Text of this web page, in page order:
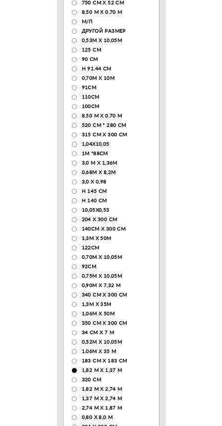
750 CM X 52 CM
8.50 М X 0.70 М
М/П
ДРУГОЙ РАЗМЕР
0,53М Х 10,05М
125 CM
90 СМ
H 91.44 CM
0,70М Х 10М
91СМ
110CM
100CM
8.50 M X 0.70 M
520 СМ * 280 СМ
315 CM X 300 CM
1,04X10,05
1М *88СМ
3,0 М Х 1,36М
0,68М Х 8,2М
3,0 Х 0,98
H 145 CM
H 140 CM
10,05Х0,53
204 Х 300 СМ
140CM X 300 CM
1,3М Х 50М
122СМ
0,70М Х 10,05М
92CM
0,75М Х 10,05М
0,90М Х 7,32 М
340 CM X 300 CM
1,3M X 35M
1,06M X 50M
350 CM X 300 CM
34 CM X 7 M
0,52М Х 10,05М
1.06M X 35 M
183 СМ Х 183 СМ
1,82 М Х 1,37 М
320 CM
1.82 М Х 2,74 М
1,37 М Х 2,74 М
2,74 М Х 1,87 М
0,80 Х 8,0 М